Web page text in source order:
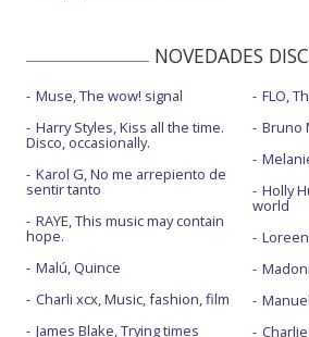
NOVEDADES
Muse, The wow! signal
Harry Styles, Kiss all the time.
Disco, occasionally.
Karol G, No me arrepiento de
sentir tanto
RAYE, This music may contain
hope.
Malú, Quince
Charli xcx, Music, fashion, film
James Blake, Trying times
FLO,
Bruno
Holly
world